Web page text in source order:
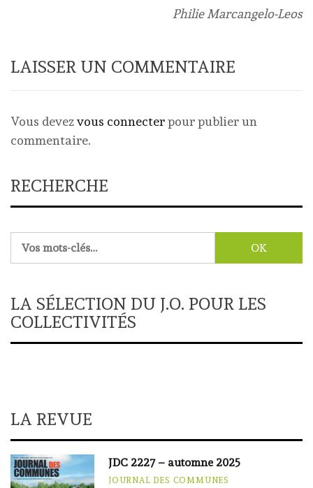
Philie Marcangelo-Leos
LAISSER UN COMMENTAIRE
Vous devezvous connecterpour publier un
commentaire.
RECHERCHE
LA SÉLECTION DU J.O. POUR LES
COLLECTIVITÉS
LA REVUE
JDC 2227 – automne 2025
JOURNAL DES COMMUNES